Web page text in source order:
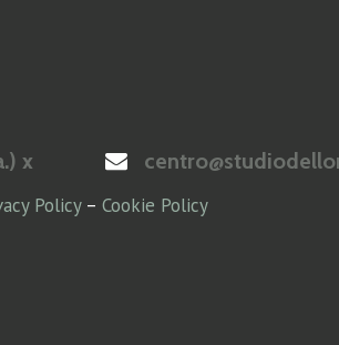
x
Policy– Cookie Policy